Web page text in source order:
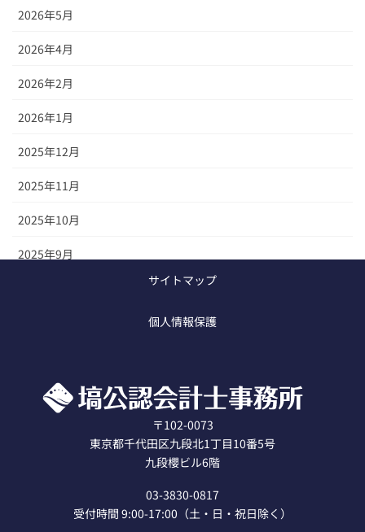
2026年5月
2026年4月
2026年2月
2026年1月
2025年12月
2025年11月
2025年10月
2025年9月
サイトマップ
個人情報保護
〒102-0073
東京都千代田区九段北1丁目10番5号
九段櫻ビル6階
03-3830-0817
受付時間 9:00-17:00（土・日・祝日除く）